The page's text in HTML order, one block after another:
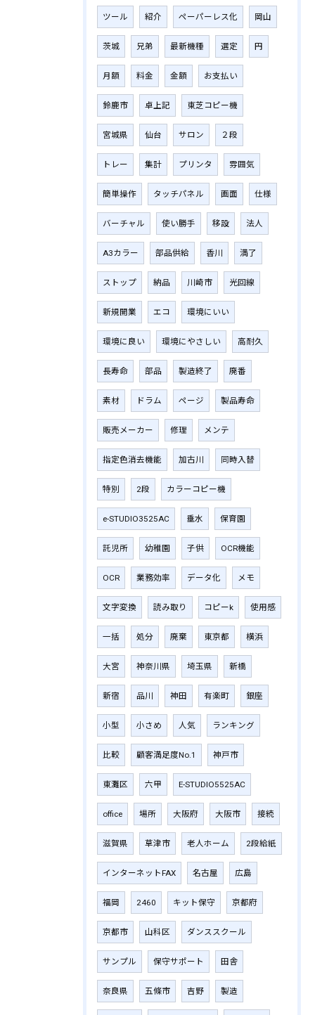
ツール 紹介 ペーパーレス化 岡山
茨城 兄弟 最新機種 選定 円
月額 料金 金額 お支払い
鈴鹿市 卓上記 東芝コピー機
宮城県 仙台 サロン ２段
トレー 集計 プリンタ 雰囲気
簡単操作 タッチパネル 画面 仕様
バーチャル 使い勝手 移設 法人
A3カラー 部品供給 香川 満了
ストップ 納品 川崎市 光回線
新規開業 エコ 環境にいい
環境に良い 環境にやさしい 高耐久
長寿命 部品 製造終了 廃番
素材 ドラム ページ 製品寿命
販売メーカー 修理 メンテ
指定色消去機能 加古川 同時入替
特別 2段 カラーコピー機
e-STUDIO3525AC 垂水 保育園
託児所 幼稚園 子供 OCR機能
OCR 業務効率 データ化 メモ
文字変換 読み取り コピーk 使用感
一括 処分 廃棄 東京都 横浜
大宮 神奈川県 埼玉県 新橋
新宿 品川 神田 有楽町 銀座
小型 小さめ 人気 ランキング
比較 顧客満足度No.1 神戸市
東灘区 六甲 E-STUDIO5525AC
office 場所 大阪府 大阪市 接続
滋賀県 草津市 老人ホーム 2段給紙
インターネットFAX 名古屋 広島
福岡 2460 キット保守 京都府
京都市 山科区 ダンススクール
サンプル 保守サポート 田舎
奈良県 五條市 吉野 製造